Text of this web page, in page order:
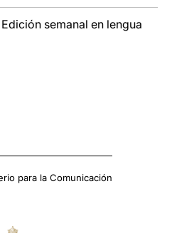
Edición semanal en lengua
para la Comunicación